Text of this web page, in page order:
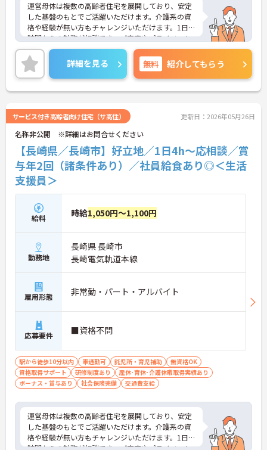
運営母体は複数の高齢者住宅を展開しており、安定
した基盤のもとでご活躍いただけます。介護系の資
格や経験が無い方もチャレンジいただけます。1日4
時間からの勤務が相談でき、ご家庭やプライベート
との両立もしやすい環境です。賞与（年2回、諸条件
あり）や昇給の実績もあり、あなたの頑張りがしっ
かりと評価されます。無料の社員給食（1日1食）
や、育休からの復職をサポートする育児給付金+
（プラス）制度（最大10万円）、資格取得支援制度
す。社内研修やキャリアパス制度も整っており、ス
キルアップを目指したい方にも最適です。ご興味の
ある方には、面接対策ポイントなど、さらに詳細を
お話ししますのでお気軽にご相談ください！
詳細を見る 無料 紹介してもらう
サービス付き高齢者向け住宅（サ高住） 更新日：2026年05月26日
名称非公開 ※詳細はお問合せください
【長崎県／長崎市】好立地／1日4h～応相談／賞
与年2回（諸条件あり）／社員給食あり◎＜生活
支援員＞
給料 時給1,050円～1,100円
勤務地
長崎県 長崎市
長崎電気軌道本線
雇用形態 非常勤・パート・アルバイト
応募要件 ■資格不問
駅から徒歩10分以内 車通勤可 託児所・育児補助
無資格OK
資格取得サポート
研修制度あり
産休･育休･介護休暇取得実績あり
ボーナス・賞与あり
社会保険完備 交通費支給
運営母体は複数の高齢者住宅を展開しており、安定
した基盤のもとでご活躍いただけます。介護系の資
格や経験が無い方もチャレンジいただけます。1日4